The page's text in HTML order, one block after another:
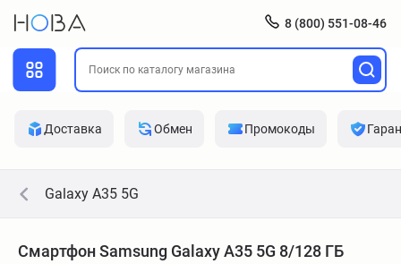
8 (800) 551-08-46
Доставка Обмен Промокоды
Galaxy A35 5G
Смартфон Samsung Galaxy A35 5G 8/128 ГБ